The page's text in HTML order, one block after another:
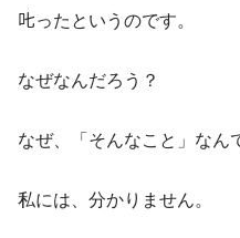
𠮟ったというのです。
なぜなんだろう？
なぜ、「そんなこと」なん
私には、分かりません。